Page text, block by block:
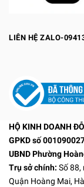
LIÊN HỆ ZALO-
HỘ KINH DOANH
GPKD số
UBND Phường
Trụ sở chính: Số 88,
Quận Hoàng Mai,